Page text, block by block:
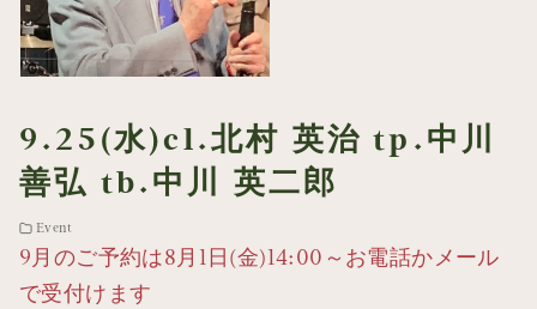
9.25(水)cl.北村 英治 tp.中川
善弘 tb.中川 英二郎
Event
9月のご予約は8月1日(金)14:00～お電話かメール
で受付けます